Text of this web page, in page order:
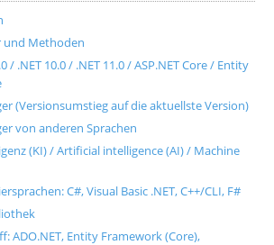
und Methoden
/ .NET 10.0 / .NET 11.0 / ASP.NET Core / Entity
(Versionsumstieg auf die aktuellste Version)
von anderen Sprachen
(KI) / Artificial intelligence (AI) / Machine
C#, Visual Basic .NET, C++/CLI, F#
ADO.NET, Entity Framework (Core),